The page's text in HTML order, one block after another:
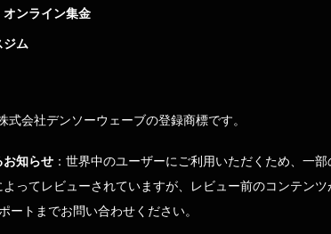
ンライン集金
ジム
式会社デンソーウェーブの登録商標です。
お知らせ ：世界中のユーザーにご利用いただくため、一
よってレビューされていますが、レビュー前のコンテン
ートまでお問い合わせください。